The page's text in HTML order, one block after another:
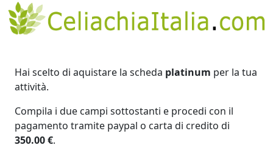
Hai scelto di aquistare la scheda platinum per la tua
attività.
Compila i due campi sottostanti e procedi con il
pagamento tramite paypal o carta di credito di
350.00 €.